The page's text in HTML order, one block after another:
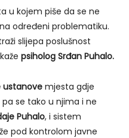
u kojem piše da se ne
određeni problematiku.
slijepa poslušnost
psiholog Srđan Puhalo.
ustanove mjesta gdje
pa se tako u njima i ne
Puhalo, i sistem
pod kontrolom javne